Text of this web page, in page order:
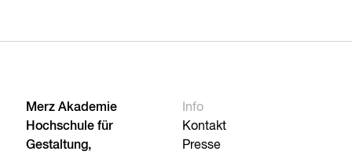
Merz Akademie
Hochschule für
Gestaltung,
Info
Kontakt
Presse